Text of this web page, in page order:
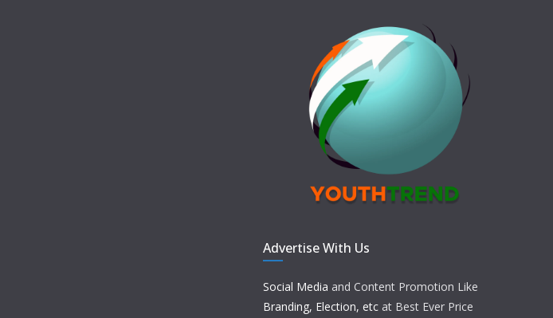
Advertise With Us
Social Media and Content Promotion Like
Branding, Election, etcat Best Ever Price